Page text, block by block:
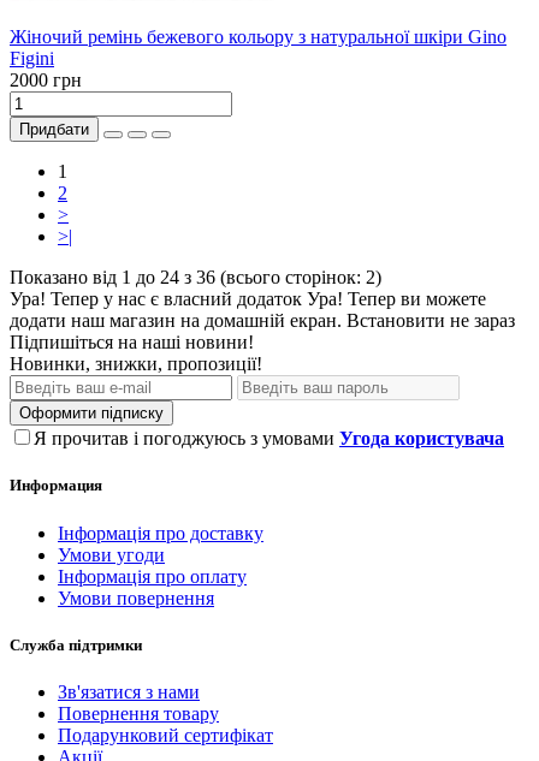
Жіночий ремінь бежевого кольору з натуральної шкіри Gino
Figini
2000 грн
Придбати
1
2
>
>|
Показано від 1 до 24 з 36 (всього сторінок: 2)
Ура! Тепер у нас є власний додаток Ура! Тепер ви можете
додати наш магазин на домашній екран. Встановити не зараз
Підпишіться на наші новини!
Новинки, знижки, пропозиції!
Оформити підписку
Я прочитав і погоджуюсь з умовами Угода користувача
Информация
Інформація про доставку
Умови угоди
Інформація про оплату
Умови повернення
Служба підтримки
Зв'язатися з нами
Повернення товару
Подарунковий сертифікат
Акції